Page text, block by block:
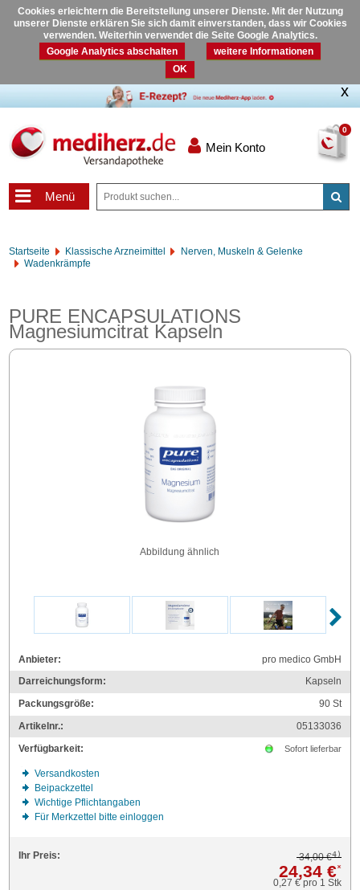
Cookies erleichtern die Bereitstellung unserer Dienste. Mit der Nutzung
unserer Dienste erklären Sie sich damit einverstanden, dass wir Cookies
verwenden. Weiterhin verwendet die Seite Google Analytics.
Google Analytics abschalten
weitere Informationen
OK
0
Mein Konto
Menü
Startseite Klassische Arzneimittel
Nerven, Muskeln & Gelenke
Wadenkrämpfe
PURE ENCAPSULATIONS
Magnesiumcitrat Kapseln
Abbildung ähnlich
Anbieter:
pro medico GmbH
Darreichungsform:
Kapseln
Packungsgröße:
90St
Artikelnr.:
05133036
Verfügbarkeit:
Sofort lieferbar
Versandkosten
Beipackzettel
Wichtige Pflichtangaben
Für Merkzettel bitte einloggen
Ihr Preis: 34,00 €4)
24,34 €*
0,27 €pro 1 Stk